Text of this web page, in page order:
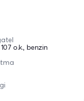
107 o.k., benzin